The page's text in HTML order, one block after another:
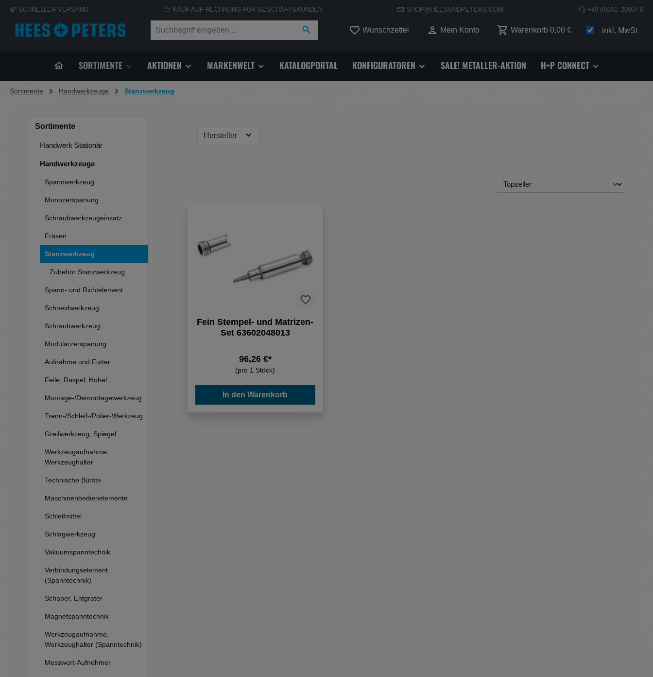
Zur Hauptnavigation springen
SCHNELLER VERSAND KAUF AUF RECHNUNG FÜR GESCHÄFTSKUNDEN SHOP@HEESUNDPETERS.COM +49 (0)651–20907-0
Wunschzettel Du hast 0 Produkte auf dem Merkzettel
Mein Konto Warenkorb 0,00 € inkl. MwSt
SORTIMENTE AKTIONEN MARKENWELT KATALOGPORTAL KONFIGURATOREN SALE! METALLER-AKTION H+P CONNECT
Sortimente Handwerkzeuge Stanzwerkzeug
Sortimente
Handwerk Stationär
Handwerkzeuge
Spannwerkzeug
Monozerspanung
Schraubwerkzeugeinsatz
Fräsen
Stanzwerkzeug
Zubehör Stanzwerkzeug
Spann- und Richtelement
Schneidwerkzeug
Schraubwerkzeug
Modularzerspanung
Aufnahme und Futter
Feile, Raspel, Hobel
Montage-/Demontagewerkzeug
Trenn-/Schleif-/Polier-Werkzeug
Greifwerkzeug, Spiegel
Werkzeugaufnahme,
Werkzeughalter
Technische Bürste
Maschinenbedienelemente
Schleifmittel
Schlagwerkzeug
Vakuumspanntechnik
Verbindungselement
(Spanntechnik)
Schaber, Entgrater
Magnetspanntechnik
Werkzeugaufnahme,
Werkzeughalter (Spanntechnik)
Messwert-Aufnehmer
Hersteller
Fein Stempel- und Matrizen-
Set 63602048013
96,26 €*
(pro 1 Stück)
In den Warenkorb